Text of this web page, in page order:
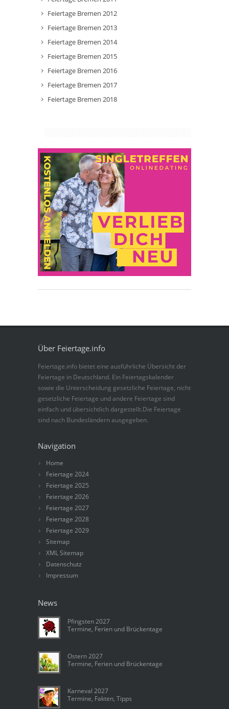
Feiertage Bremen 2012
Feiertage Bremen 2013
Feiertage Bremen 2014
Feiertage Bremen 2015
Feiertage Bremen 2016
Feiertage Bremen 2017
Feiertage Bremen 2018
Über Feiertage.info
Feiertage.info bietet eine ausführliche Übersicht der
Feiertage in Deutschland. Ein Feiertagskalender
sowie die Unterscheidung gesetzliche Feiertage, nicht
gesetzliche Feiertage und andere Feiertage sind
einfach und übersichtlich dargestellt.Die Feiertage
sind nach Bundesländern ausgegeben.
Navigation
Home
Feiertage 2024
Feiertage 2025
Feiertage 2026
Feiertage 2027
Feiertage 2028
Feiertage 2029
Sitemap
XML Sitemap
Datenschutz
Impressum
News
Pfingsten 2027
Termine, Ferien und Brückentage
Ostern 2027
Termine, Ferien und Brückentage
Karneval 2027
Termine, Fakten, Tipps